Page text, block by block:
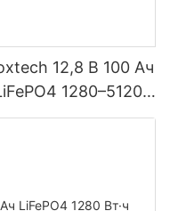
12,8 В 100 Ач
1280–5120